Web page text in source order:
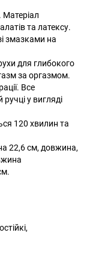
Матеріал
та латексу.
змазками на
для глибокого
за оргазмом.
Все
у вигляді
120 хвилин та
22,6 см, довжина,